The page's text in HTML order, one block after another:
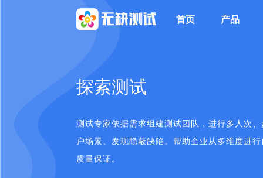
首页 产品
探索测试
测试专家依据需求组建测试团队，进行多人次
户场景、发现隐蔽缺陷。帮助企业从多维度进
质量保证。